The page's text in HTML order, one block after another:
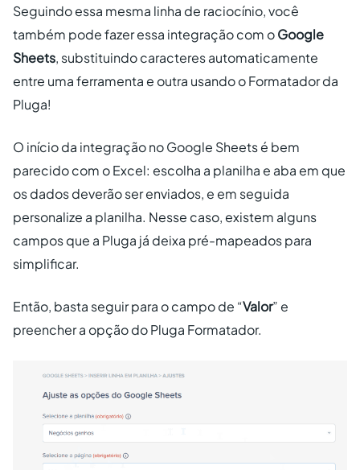
Seguindo essa mesma linha de raciocínio, você
também pode fazer essa integração com oGoogle
Sheets, substituindo caracteres automaticamente
entre uma ferramenta e outra usando o Formatador da
Pluga!
O início da integração no Google Sheets é bem
parecido com o Excel: escolha a planilha e aba em que
os dados deverão ser enviados, e em seguida
personalize a planilha. Nesse caso, existem alguns
campos que a Pluga já deixa pré-mapeados para
simplificar.
Então, basta seguir para o campo de “Valor” e
preencher a opção do Pluga Formatador.